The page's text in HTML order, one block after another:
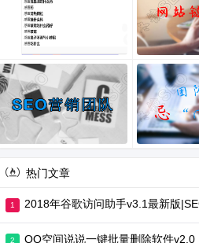
热门文章
2018年谷歌访问助手v3.1最新版|SEO
QQ空间说说一键批量删除软件v2.0